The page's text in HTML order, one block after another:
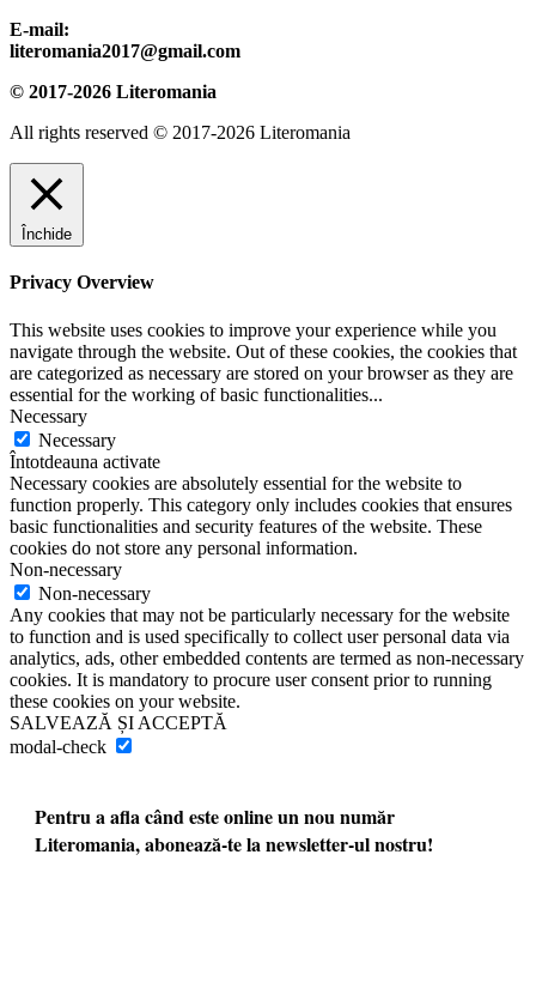
E-mail:
literomania2017@gmail.com
© 2017-2026 Literomania
All rights reserved © 2017-2026 Literomania
Închide
Privacy Overview
This website uses cookies to improve your experience while you
navigate through the website. Out of these cookies, the cookies that
are categorized as necessary are stored on your browser as they are
essential for the working of basic functionalities...
Necessary
Necessary
Întotdeauna activate
Necessary cookies are absolutely essential for the website to
function properly. This category only includes cookies that ensures
basic functionalities and security features of the website. These
cookies do not store any personal information.
Non-necessary
Non-necessary
Any cookies that may not be particularly necessary for the website
to function and is used specifically to collect user personal data via
analytics, ads, other embedded contents are termed as non-necessary
cookies. It is mandatory to procure user consent prior to running
these cookies on your website.
SALVEAZĂ ȘI ACCEPTĂ
modal-check
Pentru a afla când este online un nou număr
Literomania, abonează-te la newsletter-ul nostru!